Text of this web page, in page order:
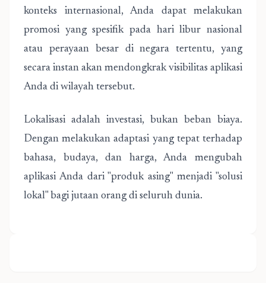
konteks internasional, Anda dapat melakukan
promosi yang spesifik pada hari libur nasional
atau perayaan besar di negara tertentu, yang
secara instan akan mendongkrak visibilitas aplikasi
Anda di wilayah tersebut.
Lokalisasi adalah investasi, bukan beban biaya.
Dengan melakukan adaptasi yang tepat terhadap
bahasa, budaya, dan harga, Anda mengubah
aplikasi Anda dari "produk asing" menjadi "solusi
lokal" bagi jutaan orang di seluruh dunia.